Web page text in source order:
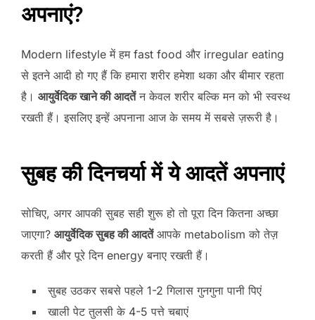
अपनाएं?
Modern lifestyle में हम fast food और irregular eating
से इतने आदी हो गए हैं कि हमारा शरीर हमेशा थका और बीमार रहता
है। आयुर्वेदिक खाने की आदतेंन केवल शरीर बल्कि मन को भी स्वस्थ
रखती हैं। इसलिए इन्हें अपनाना आज के समय में सबसे ज़रूरी है।
सुबह की दिनचर्या में ये आदतें अपनाएं
सोचिए, अगर आपकी सुबह सही शुरू हो तो पूरा दिन कितना अच्छा
जाएगा? आयुर्वेदिक सुबह की आदतेंआपके metabolism को तेज़
करती हैं और पूरे दिन energy बनाए रखती हैं।
सुबह उठकर सबसे पहले 1-2 गिलास गुनगुना पानी पिएं
खाली पेट तुलसी के 4-5 पत्ते चबाएं